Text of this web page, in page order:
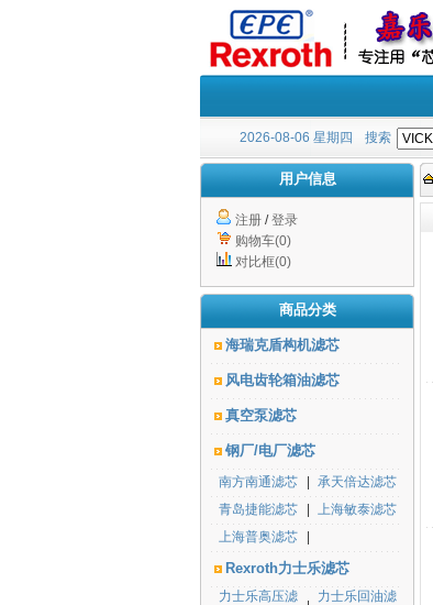
2026-08-06 星期四 搜索
用户信息
注册 /登录
购物车(0)
对比框(0)
商品分类
海瑞克盾构机滤芯
风电齿轮箱油滤芯
真空泵滤芯
钢厂/电厂滤芯
南方南通滤芯
承天倍达滤芯
青岛捷能滤芯
上海敏泰滤芯
上海普奥滤芯
Rexroth力士乐滤芯
力士乐高压滤
力士乐回油滤